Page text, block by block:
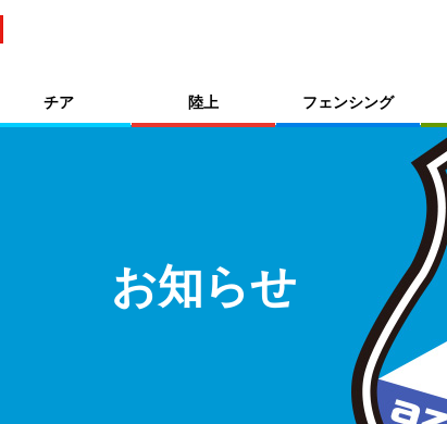
チア 陸上 フェンシング
お知らせ